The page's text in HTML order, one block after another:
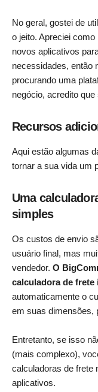
No geral, gostei de
o jeito. Apreciei
novos aplicativos
necessidades, então
procurando uma
negócio, acredito
Recursos
Aqui estão algumas
tornar a sua vida um
Uma
simples
Os custos de envio
usuário final, mas
vendedor. O
calculadora de frete
automaticamente o
em suas dimensões,
Entretanto, se isso
(mais complexo),
calculadoras de frete
aplicativos.